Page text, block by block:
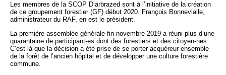
Les membres de la SCOP D’arbrazed sont à l’initiative de la création
de ce groupement forestier (GF) début 2020. François Bonnevialle,
administrateur du RAF, en est le président.
La première assemblée générale fin novembre 2019 a réuni plus d’une
quarantaine de participant-es dont des forestiers et des citoyen-nes.
C’est là que la décision a été prise de se porter acquéreur ensemble
de la forêt de l’ancien hôpital et de développer une culture forestière
commune.